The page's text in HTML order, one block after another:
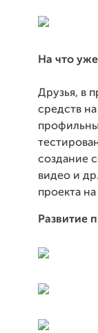
На что
Друзья, в
средств
создание
видео и
проекта
Развитие